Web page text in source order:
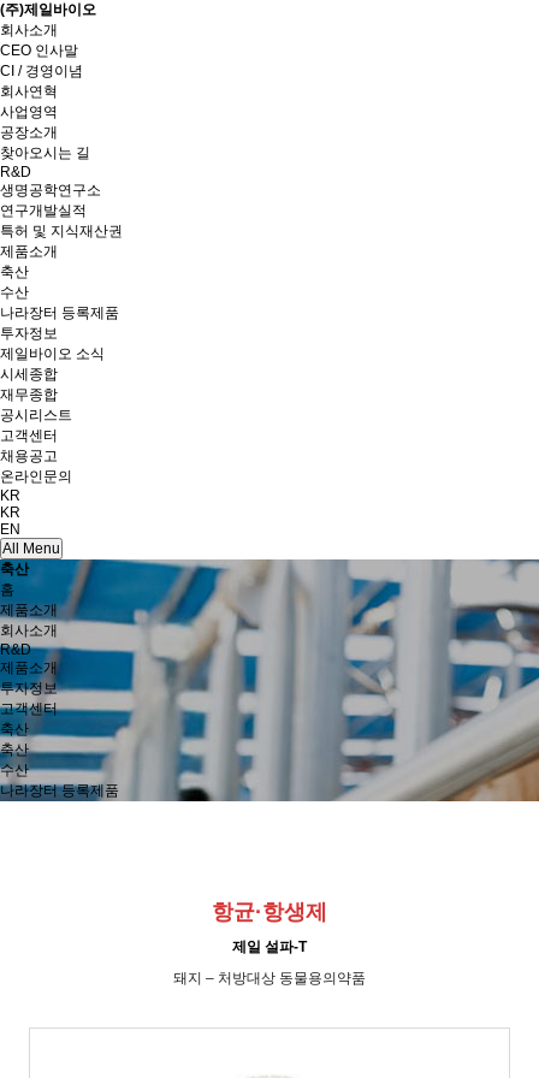
(주)제일바이오
회사소개
CEO 인사말
CI / 경영이념
회사연혁
사업영역
공장소개
찾아오시는 길
R&D
생명공학연구소
연구개발실적
특허 및 지식재산권
제품소개
축산
수산
나라장터 등록제품
투자정보
제일바이오 소식
시세종합
재무종합
공시리스트
고객센터
채용공고
온라인문의
KR
KR
EN
All Menu
축산
홈
제품소개
회사소개
R&D
제품소개
투자정보
고객센터
축산
축산
수산
나라장터 등록제품
항균·항생제
제일 설파-T
돼지 – 처방대상 동물용의약품